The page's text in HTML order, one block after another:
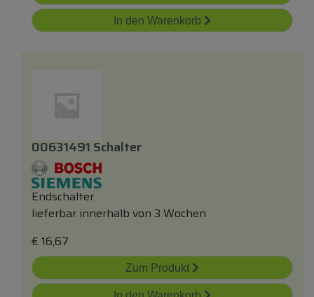
In den Warenkorb
00631491 Schalter
Endschalter
lieferbar innerhalb von 3 Wochen
€ 16,67
Zum Produkt